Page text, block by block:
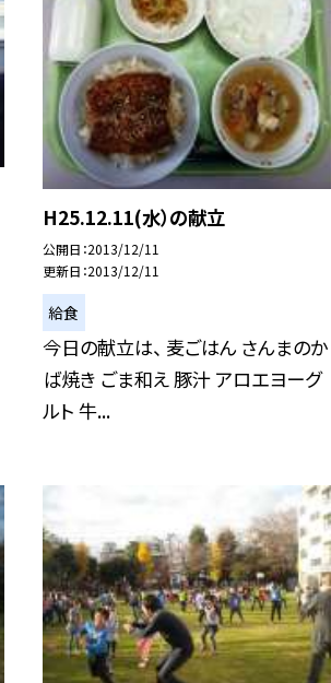
H25.12.11(水）の献立
公開日 2013/12/11
更新日 2013/12/11
給食
今日の献立は、 麦ごはん さんまのか
ば焼き ごま和え 豚汁 アロエヨーグ
ルト 牛...